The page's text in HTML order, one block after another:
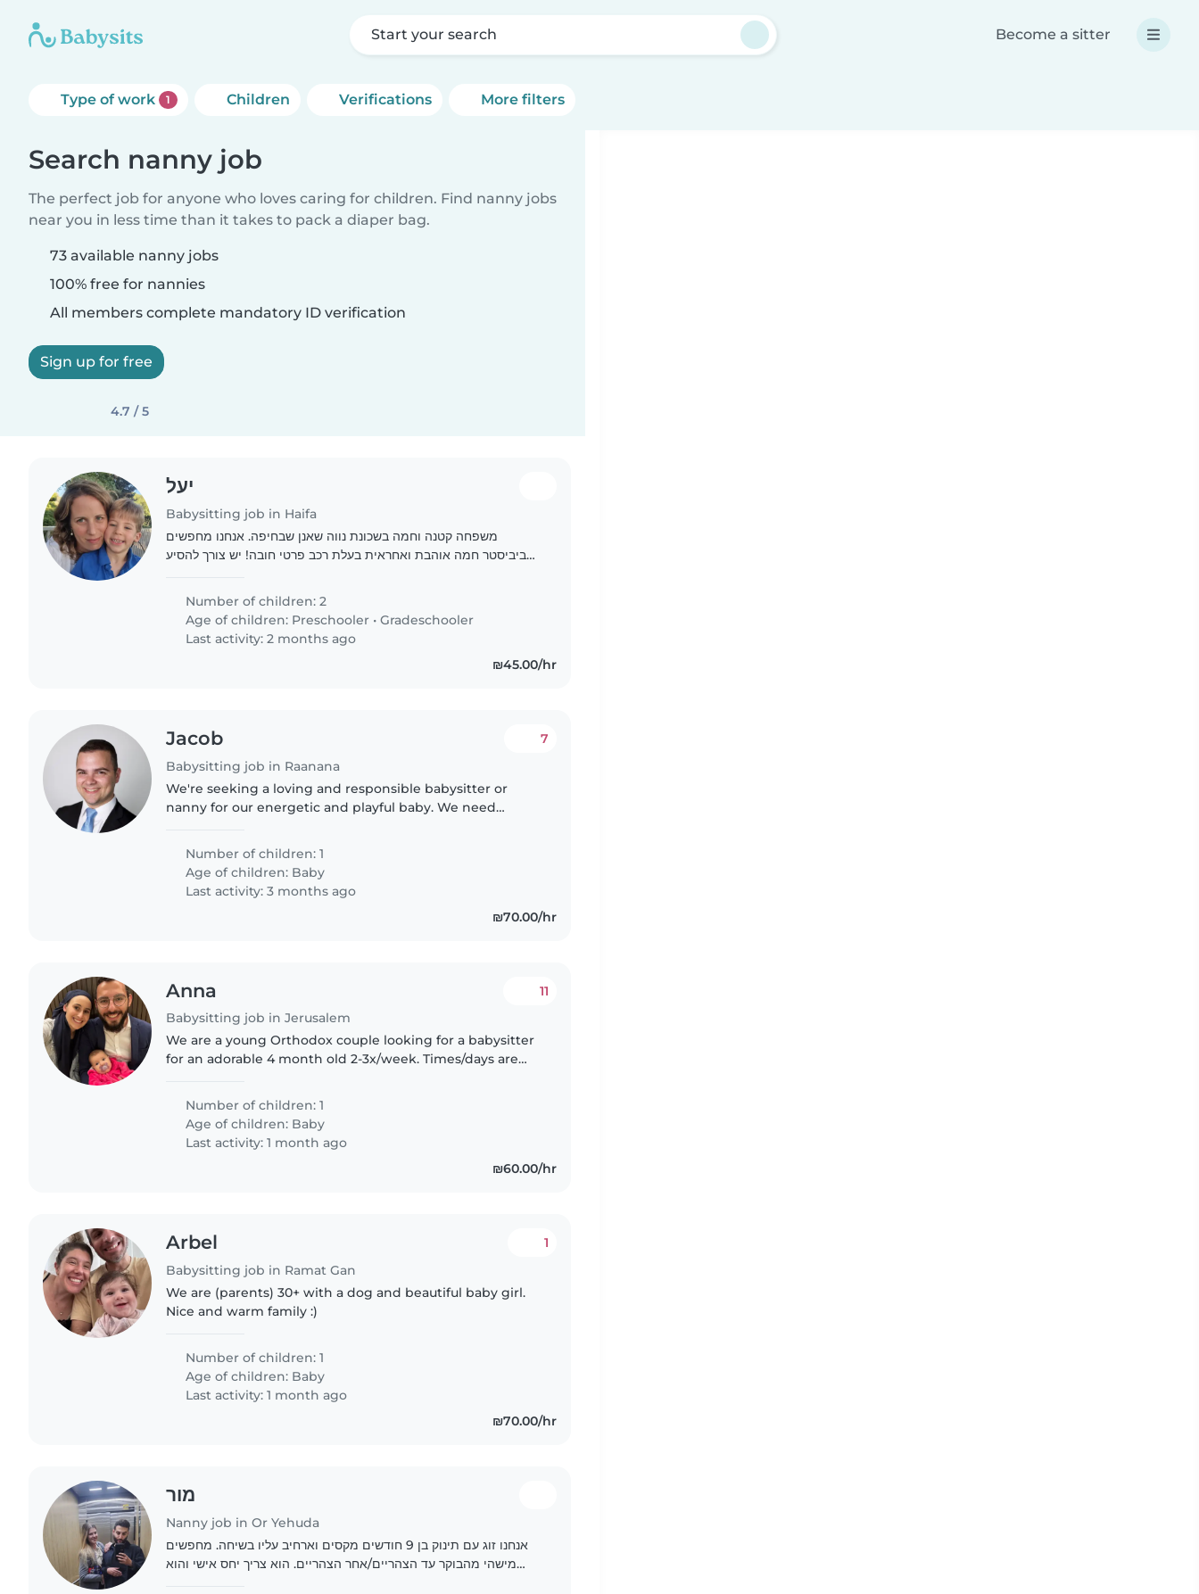
Start your search Become a sitter
Type of work 1 Children Verifications More filters
Search nanny job
The perfect job for anyone who loves caring for children. Find nanny jobs
near you in less time than it takes to pack a diaper bag.
73 available nanny jobs
100% free for nannies
All members complete mandatory ID verification
Sign up for free
4.7 / 5
יעל
Babysitting job in Haifa
משפחה קטנה וחמה בשכונת נווה שאנן שבחיפה. אנחנו מחפשים
ביביסטר חמה אוהבת ואחראית בעלת רכב פרטי חובה! יש צורך להסיע
מתחילים..
Number of children: 2
Age of children: Preschooler •Gradeschooler
Last activity: 2 months ago
₪45.00/hr
Jacob
Babysitting job in Raanana
7
We're seeking a loving and responsible babysitter or
nanny for our energetic and playful baby. We need
Number of children: 1
Age of children: Baby
Last activity: 3 months ago
₪70.00/hr
Anna
Babysitting job in Jerusalem
11
We are a young Orthodox couple looking for a babysitter
for an adorable 4 month old 2-3x/week. Times/days are
Number of children: 1
Age of children: Baby
Last activity: 1 month ago
₪60.00/hr
Arbel
Babysitting job in Ramat Gan
1
We are (parents) 30+ with a dog and beautiful baby girl.
Nice and warm family :)
Number of children: 1
Age of children: Baby
Last activity: 1 month ago
₪70.00/hr
מור
Nanny job in Or Yehuda
אנחנו זוג עם תינוק בן 9 חודשים מקסים וארחיב עליו בשיחה. מחפשים
מישהי מהבוקר עד הצהריים/אחר הצהריים. הוא צריך יחס אישי והוא